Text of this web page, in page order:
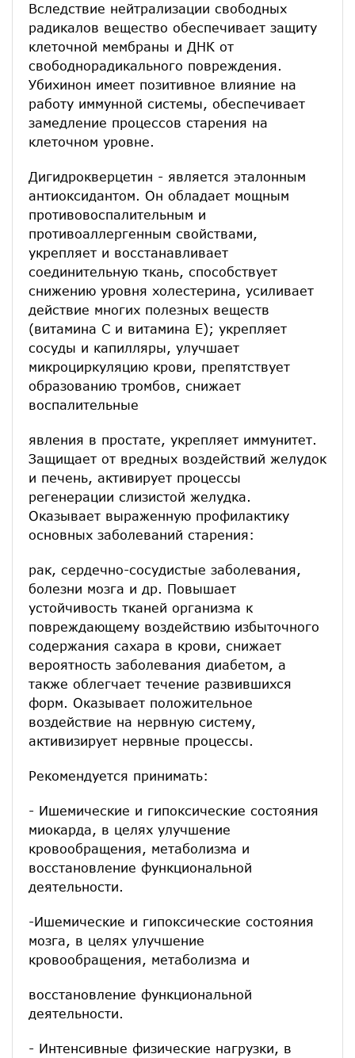
Вследствие нейтрализации свободных
радикалов вещество обеспечивает защиту
клеточной мембраны и ДНК от
свободнорадикального повреждения.
Убихинон имеет позитивное влияние на
работу иммунной системы, обеспечивает
замедление процессов старения на
клеточном уровне.
Дигидрокверцетин - является эталонным
антиоксидантом. Он обладает мощным
противовоспалительным и
противоаллергенным свойствами,
укрепляет и восстанавливает
соединительную ткань, способствует
снижению уровня холестерина, усиливает
действие многих полезных веществ
(витамина С и витамина Е); укрепляет
сосуды и капилляры, улучшает
микроциркуляцию крови, препятствует
образованию тромбов, снижает
воспалительные
явления в простате, укрепляет иммунитет.
Защищает от вредных воздействий желудок
и печень, активирует процессы
регенерации слизистой желудка.
Оказывает выраженную профилактику
основных заболеваний старения:
рак, сердечно-сосудистые заболевания,
болезни мозга и др. Повышает
устойчивость тканей организма к
повреждающему воздействию избыточного
содержания сахара в крови, снижает
вероятность заболевания диабетом, а
также облегчает течение развившихся
форм. Оказывает положительное
воздействие на нервную систему,
активизирует нервные процессы.
Рекомендуется принимать:
- Ишемические и гипоксические состояния
миокарда, в целях улучшение
кровообращения, метаболизма и
восстановление функциональной
деятельности.
-Ишемические и гипоксические состояния
мозга, в целях улучшение
кровообращения, метаболизма и
восстановление функциональной
деятельности.
- Интенсивные физические нагрузки, в